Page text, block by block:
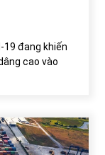
19 đang khiến
cao vào